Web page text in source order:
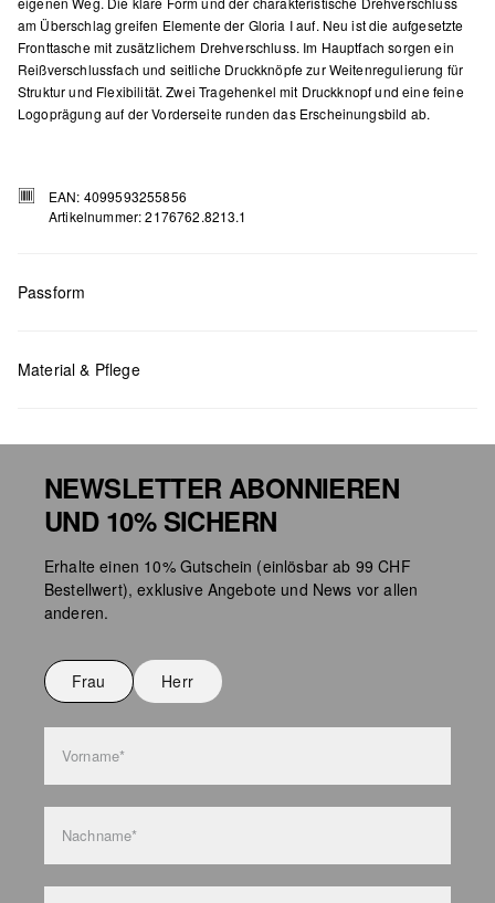
am Überschlag greifen Elemente der Gloria I auf. Neu ist die aufgesetzte
Fronttasche mit zusätzlichem Drehverschluss. Im Hauptfach sorgen ein
Reißverschlussfach und seitliche Druckknöpfe zur Weitenregulierung für
Struktur und Flexibilität. Zwei Tragehenkel mit Druckknopf und eine feine
Logoprägung auf der Vorderseite runden das Erscheinungsbild ab.
EAN: 4099593255856
Artikelnummer: 2176762.8213.1
Passform
Material & Pflege
Nicht für den Trockner geeignet
Keine chemische Reinigung möglich
Nicht waschen
NEWSLETTER ABONNIEREN
UND 10% SICHERN
Erhalte einen 10% Gutschein (einlösbar ab 99 CHF
Bestellwert), exklusive Angebote und News vor allen
anderen.
Frau Herr
Vorname*
Nachname*